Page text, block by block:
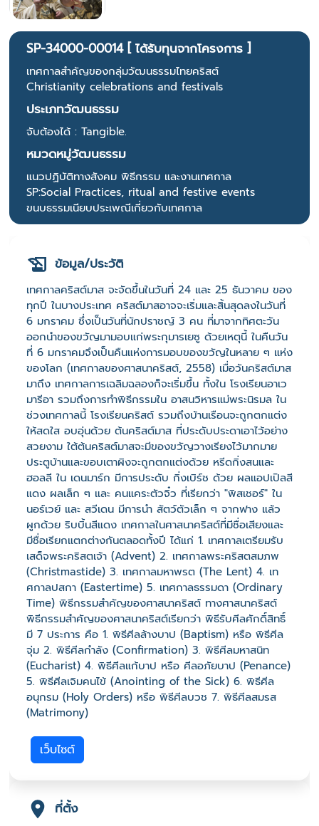
SP-34000-00014 [ ได้รับทุนจากโครงการ ]
เทศกาลสำคัญของกลุ่มวัฒนธรรมไทยคริสต์
Christianity celebrations and festivals
ประเภทวัฒนธรรม
จับต้องได้ : Tangible.
หมวดหมู่วัฒนธรรม
แนวปฏิบัติทางสังคม พิธีกรรม และงานเทศกาล
SP:Social Practices, ritual and festive events
ขนบธรรมเนียบประเพณีเกี่ยวกับเทศกาล
ข้อมูล/ประวัติ
เทศกาลคริสต์มาส จะจัดขึ้นในวันที่ 24 และ 25 ธันวาคม ของ
ทุกปี ในบางประเทศ คริสต์มาสอาจจะเริ่มและสิ้นสุดลงในวันที่
6 มกราคม ซึ่งเป็นวันที่นักปราชญ์ 3 คน ที่มาจากทิศตะวัน
ออกนำของขวัญมามอบแก่พระกุมารเยซู ด้วยเหตุนี้ ในคืนวัน
ที่ 6 มกราคมจึงเป็นคืนแห่งการมอบของขวัญในหลาย ๆ แห่ง
ของโลก (เทศกาลของศาสนาคริสต์, 2558) เมื่อวันคริสต์มาส
มาถึง เทศกาลการเฉลิมฉลองก็จะเริ่มขึ้น ทั้งใน โรงเรียนอาเว
มารีอา รวมถึงการทำพิธีกรรมใน อาสนวิหารแม่พระนิรมล ใน
ช่วงเทศกาลนี้ โรงเรียนคริสต์ รวมถึงบ้านเรือนจะถูกตกแต่ง
ให้สดใส อบอุ่นด้วย ต้นคริสต์มาส ที่ประดับประดาเอาไว้อย่าง
สวยงาม ใต้ต้นคริสต์มาสจะมีของขวัญวางเรียงไว้มากมาย
ประตูบ้านและขอบเตาผิงจะถูกตกแต่งด้วย หรีดกิ่งสนและ
ฮอลลี ใน เดนมาร์ก มีการประดับ กิ่งเบิร์ช ด้วย ผลแอปเปิลสี
แดง ผลเล็ก ๆ และ คนแคระตัวจิ๋ว ที่เรียกว่า "พิสเชอร์" ใน
นอร์เวย์ และ สวีเดน มีการนำ สัตว์ตัวเล็ก ๆ จากฟาง แล้ว
ผูกด้วย ริบบิ้นสีแดง เทศกาลในศาสนาคริสต์ที่มีชื่อเสียงและ
มีชื่อเรียกแตกต่างกันตลอดทั้งปี ได้แก่ 1. เทศกาลเตรียมรับ
เสด็จพระคริสตเจ้า (Advent) 2. เทศกาลพระคริสตสมภพ
(Christmastide) 3. เทศกาลมหาพรต (The Lent) 4. เท
ศกาลปสกา (Eastertime) 5. เทศกาลธรรมดา (Ordinary
Time) พิธีกรรมสำคัญของศาสนาคริสต์ ทางศาสนาคริสต์
พิธีกรรมสำคัญของศาสนาคริสต์เรียกว่า พิธีรับศีลศักดิ์สิทธิ์
มี 7 ประการ คือ 1. พิธีศีลล้างบาป (Baptism) หรือ พิธีศีล
จุ่ม 2. พิธีศีลกำลัง (Confirmation) 3. พิธีศีลมหาสนิท
(Eucharist) 4. พิธีศีลแก้บาป หรือ ศีลอภัยบาป (Penance)
5. พิธีศีลเจิมคนไข้ (Anointing of the Sick) 6. พิธีศีล
อนุกรม (Holy Orders) หรือ พิธีศีลบวช 7. พิธีศีลสมรส
(Matrimony)
เว็บไซต์
ที่ตั้ง